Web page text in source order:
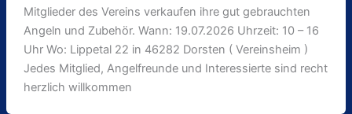
Mitglieder des Vereins verkaufen ihre gut gebrauchten
Angeln und Zubehör. Wann: 19.07.2026 Uhrzeit: 10 – 16
Uhr Wo: Lippetal 22 in 46282 Dorsten ( Vereinsheim )
Jedes Mitglied, Angelfreunde und Interessierte sind recht
herzlich willkommen